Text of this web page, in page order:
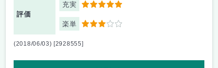
評価
充実 5
楽単 3
(2018/06/03) [2928555]